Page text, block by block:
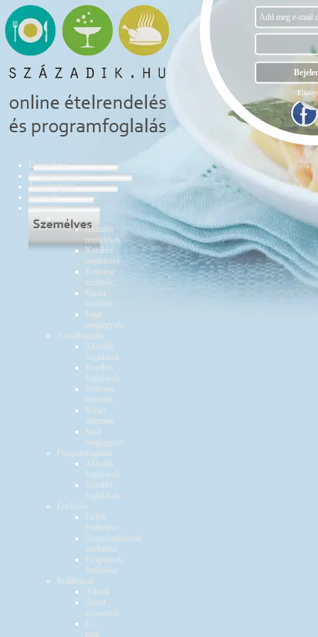
Ételrendelés
Programfoglalás
Asztalfoglalás
Éttermek
Személyes
Ételrendelés
Aktuális
rendelések
Korábbi
rendelések
Kedvenc
szállítók
Kizárt
szállítók
Saját
megjegyzés
Asztalfoglalás
Aktuális
foglalások
Korábbi
foglalások
Kedvenc
éttermek
Kizárt
éttermek
Saját
megjegyzés
Programfoglalás
Aktuális
foglalások
Korábbi
foglalások
Értékelés
Ételek
értékelése
Asztalfoglalások
értékelése
Programok
értékelése
Beállítások
Adatok
Átvett
accountok
E-
mail